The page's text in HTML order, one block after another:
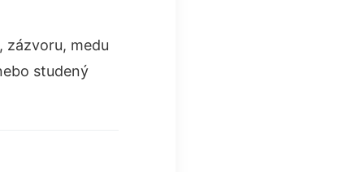
zázvoru, medu
studený